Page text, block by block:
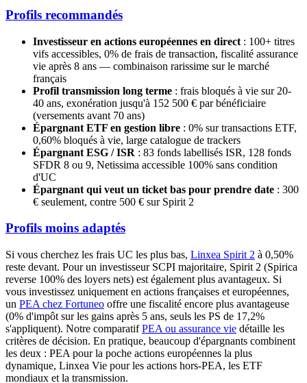
Profils recommandés
Investisseur en actions européennes en direct : 100+ titres
vifs accessibles, 0% de frais de transaction, fiscalité assurance
vie après 8 ans — combinaison rarissime sur le marché
français
Profil transmission long terme : frais bloqués à vie sur 20-
40 ans, exonération jusqu'à 152 500 € par bénéficiaire
(versements avant 70 ans)
Épargnant ETF en gestion libre : 0% sur transactions ETF,
0,60% bloqués à vie, large catalogue de trackers
Épargnant ESG / ISR : 83 fonds labellisés ISR, 128 fonds
SFDR 8 ou 9, Netissima accessible 100% sans condition
d'UC
Épargnant qui veut un ticket bas pour prendre date : 300
€ seulement, contre 500 € sur Spirit 2
Profils moins adaptés
Si vous cherchez les frais UC les plus bas, Linxea Spirit 2 à 0,50%
reste devant. Pour un investisseur SCPI majoritaire, Spirit 2 (Spirica
reverse 100% des loyers nets) est également plus avantageux. Si
vous investissez uniquement en actions françaises et européennes,
un PEA chez Fortuneo offre une fiscalité encore plus avantageuse
(0% d'impôt sur les gains après 5 ans, seuls les PS de 17,2%
s'appliquent). Notre comparatifPEA ou assurance vie détaille les
critères de décision. En pratique, beaucoup d'épargnants combinent
les deux : PEA pour la poche actions européennes la plus
dynamique, Linxea Vie pour les actions hors-PEA, les ETF
mondiaux et la transmission.